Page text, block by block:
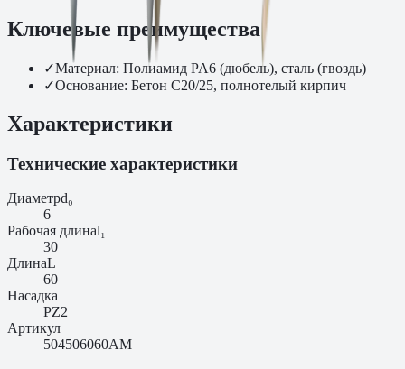
Ключевые преимущества
✓Материал: Полиамид PA6 (дюбель), сталь (гвоздь)
✓Основание: Бетон C20/25, полнотелый кирпич
Характеристики
Технические характеристики
Диаметрd₀
6
Рабочая длинаl₁
30
ДлинаL
60
Насадка
PZ2
Артикул
504506060AM